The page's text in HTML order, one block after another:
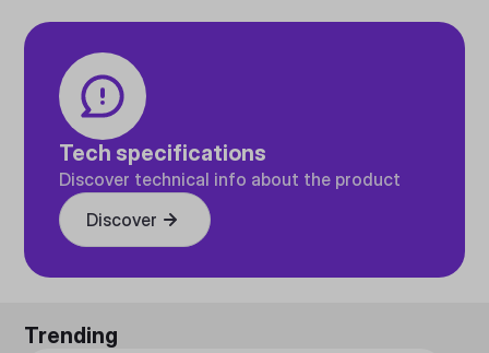
Tech specifications
Discover technical info about the product
Discover
Trending